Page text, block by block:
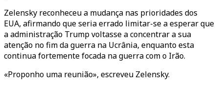
Zelensky reconheceu a mudança nas prioridades dos
EUA, afirmando que seria errado limitar-se a esperar que
a administração Trump voltasse a concentrar a sua
atenção no fim da guerra na Ucrânia, enquanto esta
continua fortemente focada na guerra com o Irão.
«Proponho uma reunião», escreveu Zelensky.